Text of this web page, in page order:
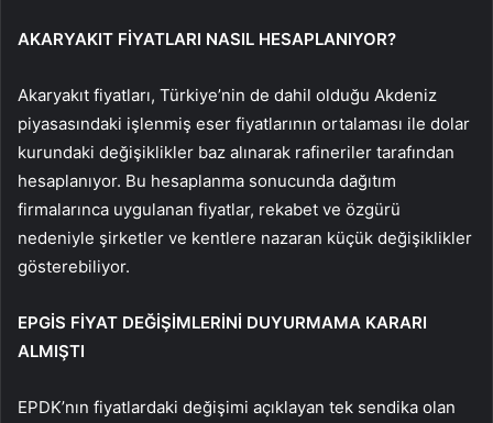
AKARYAKIT FİYATLARI NASIL HESAPLANIYOR?
Akaryakıt fiyatları, Türkiye’nin de dahil olduğu Akdeniz
piyasasındaki işlenmiş eser fiyatlarının ortalaması ile dolar
kurundaki değişiklikler baz alınarak rafineriler tarafından
hesaplanıyor. Bu hesaplanma sonucunda dağıtım
firmalarınca uygulanan fiyatlar, rekabet ve özgürü
nedeniyle şirketler ve kentlere nazaran küçük değişiklikler
gösterebiliyor.
EPGİS FİYAT DEĞİŞİMLERİNİ DUYURMAMA KARARI
ALMIŞTI
EPDK’nın fiyatlardaki değişimi açıklayan tek sendika olan